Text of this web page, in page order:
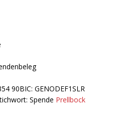
90BIC: GENODEF1SLR
Spende Prellbock